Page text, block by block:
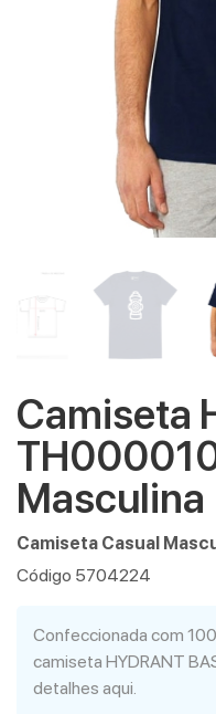
Camiseta
Masculina
Camiseta Casual
Código 5704224
Confeccionada com
camiseta HYDRANT
detalhes aqui.